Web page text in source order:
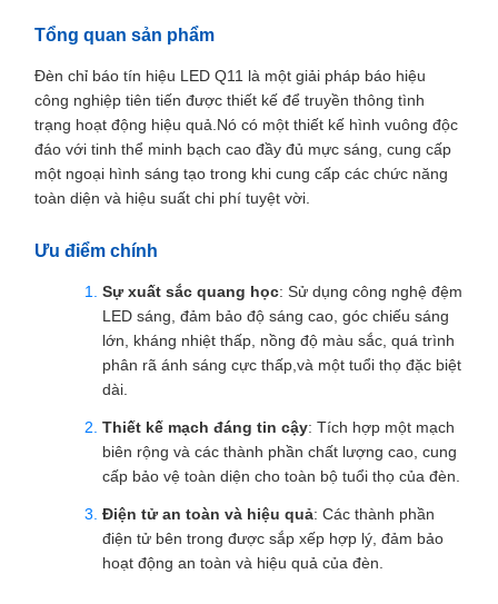
Tổng quan sản phẩm
Đèn chỉ báo tín hiệu LED Q11 là một giải pháp báo hiệu
công nghiệp tiên tiến được thiết kế để truyền thông tình
trạng hoạt động hiệu quả.Nó có một thiết kế hình vuông độc
đáo với tinh thể minh bạch cao đầy đủ mực sáng, cung cấp
một ngoại hình sáng tạo trong khi cung cấp các chức năng
toàn diện và hiệu suất chi phí tuyệt vời.
Ưu điểm chính
Sự xuất sắc quang học: Sử dụng công nghệ đệm
LED sáng, đảm bảo độ sáng cao, góc chiếu sáng
lớn, kháng nhiệt thấp, nồng độ màu sắc, quá trình
phân rã ánh sáng cực thấp,và một tuổi thọ đặc biệt
dài.
Thiết kế mạch đáng tin cậy: Tích hợp một mạch
biên rộng và các thành phần chất lượng cao, cung
cấp bảo vệ toàn diện cho toàn bộ tuổi thọ của đèn.
Điện tử an toàn và hiệu quả: Các thành phần
điện tử bên trong được sắp xếp hợp lý, đảm bảo
hoạt động an toàn và hiệu quả của đèn.